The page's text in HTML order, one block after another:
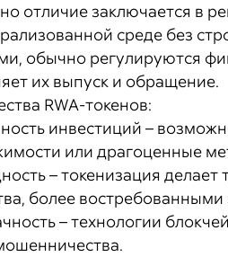
отличие заключается в
среде без
обычно регулируются
их выпуск и обращение.
RWA-токенов:
инвестиций –
или драгоценные
– токенизация
более
– технологии